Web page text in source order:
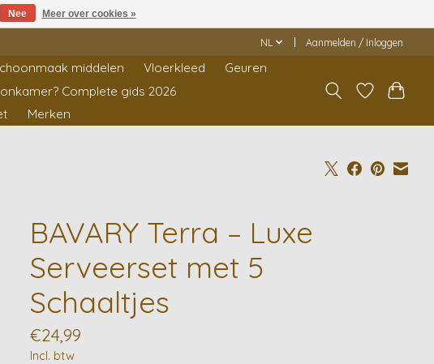
NL Aanmelden / Inloggen
middelen Vloerkleed
Geuren
Complete gids 2026
Merken
BAVARY Terra – Luxe
Serveerset met 5
Schaaltjes
€24,99
Incl. btw
Nee Meer over cookies »